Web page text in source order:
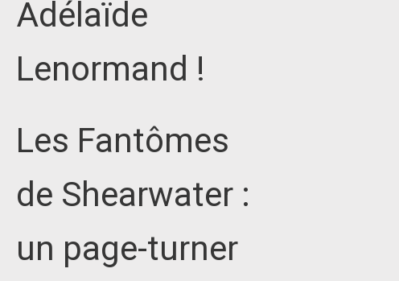
Adélaïde
Lenormand !
Les Fantômes
de Shearwater :
un page-turner